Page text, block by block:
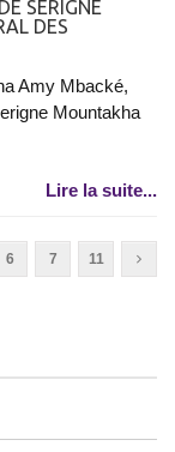
SERIGNE
DES
Amy Mbacké,
Mountakha
Lire la suite...
6 7 11